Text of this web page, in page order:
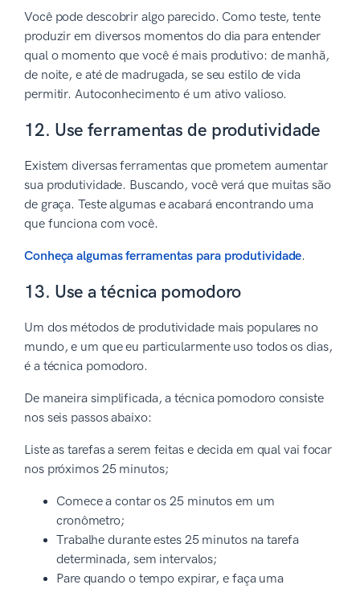
Você pode descobrir algo parecido. Como teste, tente
produzir em diversos momentos do dia para entender
qual o momento que você é mais produtivo: de manhã,
de noite, e até de madrugada, se seu estilo de vida
permitir. Autoconhecimento é um ativo valioso.
12. Use ferramentas de produtividade
Existem diversas ferramentas que prometem aumentar
sua produtividade. Buscando, você verá que muitas são
de graça. Teste algumas e acabará encontrando uma
que funciona com você.
Conheça algumas ferramentas para produtividade.
13. Use a técnica pomodoro
Um dos métodos de produtividade mais populares no
mundo, e um que eu particularmente uso todos os dias,
é a técnica pomodoro.
De maneira simplificada, a técnica pomodoro consiste
nos seis passos abaixo:
Liste as tarefas a serem feitas e decida em qual vai focar
nos próximos 25 minutos;
Comece a contar os 25 minutos em um
cronômetro;
Trabalhe durante estes 25 minutos na tarefa
determinada, sem intervalos;
Pare quando o tempo expirar, e faça uma